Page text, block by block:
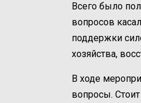
Всего было
вопросов
поддержки
хозяйства,
В ходе
вопросы.